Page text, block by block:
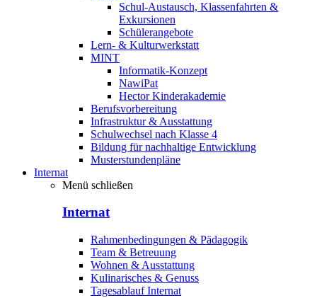
Schul-Austausch, Klassenfahrten &
Exkursionen
Schülerangebote
Lern- & Kulturwerkstatt
MINT
Informatik-Konzept
NawiPat
Hector Kinderakademie
Berufsvorbereitung
Infrastruktur & Ausstattung
Schulwechsel nach Klasse 4
Bildung für nachhaltige Entwicklung
Musterstundenpläne
Internat
Menü schließen
Internat
Rahmenbedingungen & Pädagogik
Team & Betreuung
Wohnen & Ausstattung
Kulinarisches & Genuss
Tagesablauf Internat